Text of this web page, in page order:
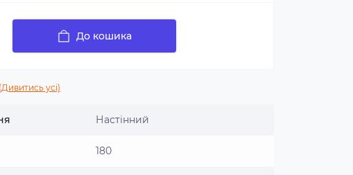
До кошика
(Дивитись усі)
Настінний
180